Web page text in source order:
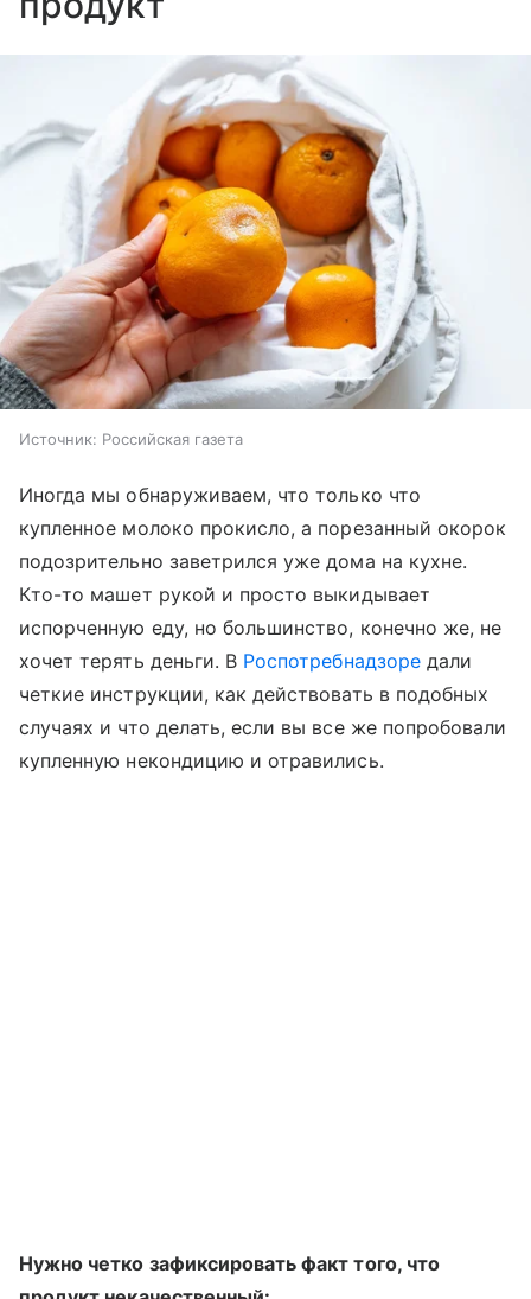
Источник: Российская газета
Иногда мы обнаруживаем, что только что
купленное молоко прокисло, а порезанный окорок
подозрительно заветрился уже дома на кухне.
Кто-то машет рукой и просто выкидывает
испорченную еду, но большинство, конечно же, не
хочет терять деньги. В Роспотребнадзоредали
четкие инструкции, как действовать в подобных
случаях и что делать, если вы все же попробовали
купленную некондицию и отравились.
Нужно четко зафиксировать факт того, что